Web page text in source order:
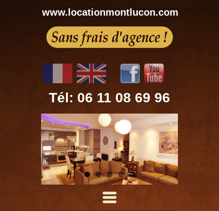
www.locationmontlucon.com
Tél: 06 11 08 69 96